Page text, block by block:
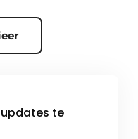
updates te